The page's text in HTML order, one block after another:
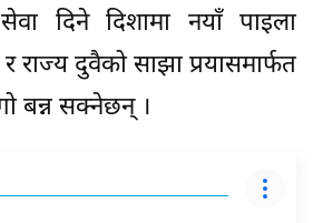
दिने दिशामा नयाँ पाइला
दुवैको साझा प्रयासमार्फत
बन्न सक्नेछन् ।